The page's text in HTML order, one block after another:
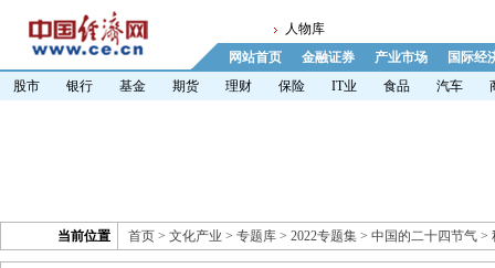
人物库
网站首页
金融证券 产业市场
国际经
股市
银行 基金 期货 理财 保险 IT业 食品 汽车
当前位置 首页 > 文化产业 > 专题库 > 2022专题集 > 中国的二十四节气 >